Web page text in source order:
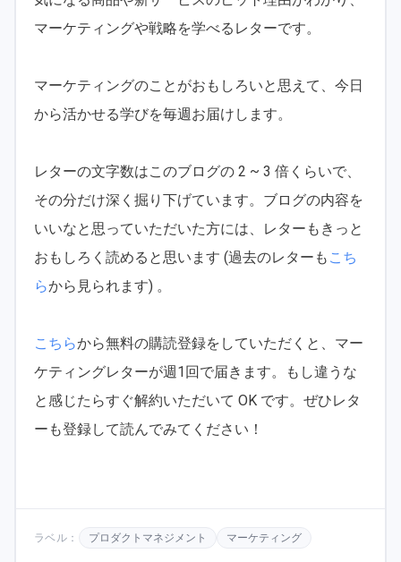
マーケティングや戦略を学べるレターです。
マーケティングのことがおもしろいと思えて、今日
から活かせる学びを毎週お届けします。
レターの文字数はこのブログの 2 ~ 3 倍くらいで、
その分だけ深く掘り下げています。ブログの内容を
いいなと思っていただいた方には、レターもきっと
おもしろく読めると思います (過去のレターも こち
らから見られます) 。
こちらから無料の購読登録をしていただくと、マー
ケティングレターが週1回で届きます。もし違うな
と感じたらすぐ解約いただいて OK です。ぜひレタ
ーも登録して読んでみてください！
ラベル： プロダクトマネジメント マーケティング